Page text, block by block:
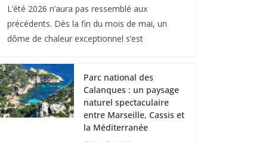
L’été 2026 n’aura pas ressemblé aux
précédents. Dès la fin du mois de mai, un
dôme de chaleur exceptionnel s’est
Parc national des
Calanques : un paysage
naturel spectaculaire
entre Marseille, Cassis et
la Méditerranée